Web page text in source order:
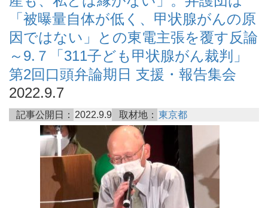
「被曝量自体が低く、甲状腺がんの原
因ではない」との東電主張を覆す反論
～9.７「311子ども甲状腺がん裁判」
第2回口頭弁論期日 支援・報告集会
2022.9.7
記事公開日： 2022.9.9 取材地： 東京都